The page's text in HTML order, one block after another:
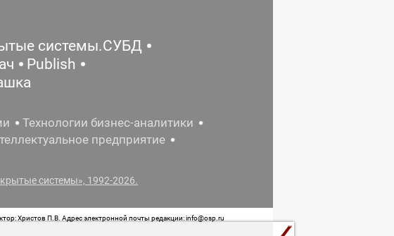
системы.СУБД
Publish
Технологии бизнес-аналитики
предприятие
системы», 1992-2026.
Христов П.В. Адрес электронной почты редакции: info@osp.ru